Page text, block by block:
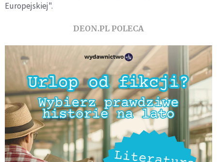
Europejskiej".
DEON.PL POLECA